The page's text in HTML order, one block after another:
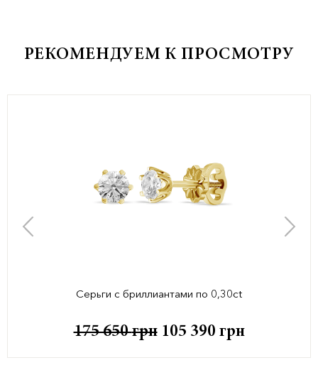
РЕКОМЕНДУЕМ К ПРОСМОТРУ
Серьги с бриллиантами по 0,30ct
175 650грн 105 390 грн